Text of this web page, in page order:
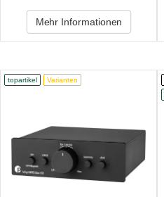
Mehr Informationen
topartikel Varianten